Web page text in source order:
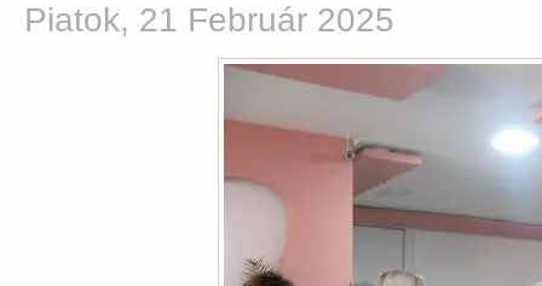
Piatok, 21 Február 2025